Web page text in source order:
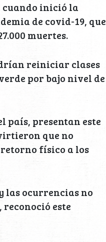
cuando inició la
de covid-19, que
muertes.
reiniciar clases
por bajo nivel de
país, presentan este
que no
físico a los
las ocurrencias no
este